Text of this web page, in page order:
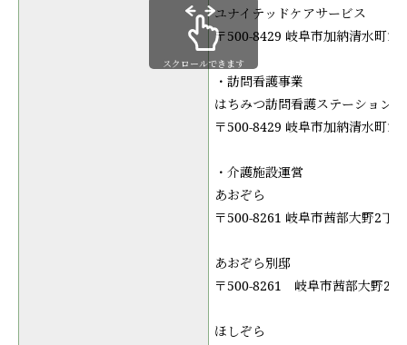
ユナイテッドケアサービス
〒500-8429 岐阜市加納清水町1-
・訪問看護事業
はちみつ訪問看護ステーション
〒500-8429 岐阜市加納清水町1-
・介護施設運営
あおぞら
〒500-8261 岐阜市茜部大野2丁
あおぞら別邸
〒500-8261 岐阜市茜部大野2丁
ほしぞら
スクロールできます